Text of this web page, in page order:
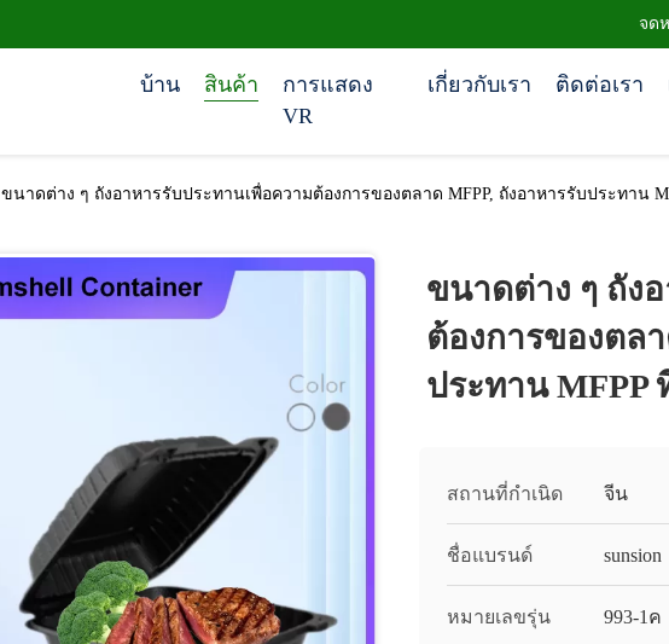
จดห
บ้าน สินค้า
การแสดง
VR
เกี่ยวกับเรา ติดต่อเรา
ขนาดต่าง ๆ ถังอาหารรับประทานเพื่อความต้องการของตลาด MFPP, ถังอาหารรับประทาน
ขนาดต่าง ๆ ถัง
ต้องการของตล
ประทาน MFPP ที่
สถานที่กำเนิด จีน
ชื่อแบรนด์ sunsion
หมายเลขรุ่น 993-1ค